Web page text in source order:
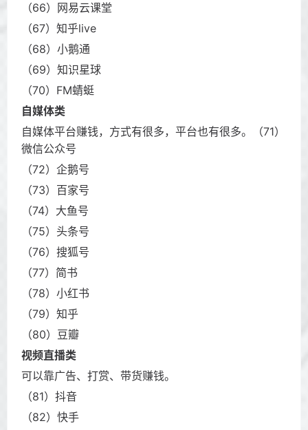
（66）网易云课堂
（67）知乎live
（68）小鹅通
（69）知识星球
（70）FM蜻蜓
自媒体类
自媒体平台赚钱，方式有很多，平台也有很多。（71）
微信公众号
（72）企鹅号
（73）百家号
（74）大鱼号
（75）头条号
（76）搜狐号
（77）简书
（78）小红书
（79）知乎
（80）豆瓣
视频直播类
可以靠广告、打赏、带货赚钱。
（81）抖音
（82）快手